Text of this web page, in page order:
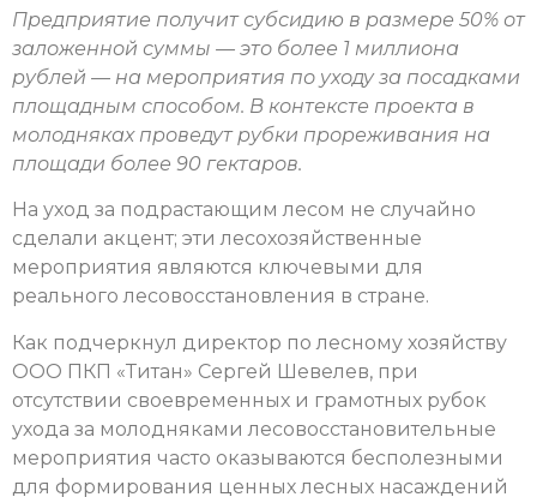
Предприятие получит субсидию в размере 50% от
заложенной суммы — это более 1 миллиона
рублей — на мероприятия по уходу за посадками
площадным способом. В контексте проекта в
молодняках проведут рубки прореживания на
площади более 90 гектаров.
На уход за подрастающим лесом не случайно
сделали акцент; эти лесохозяйственные
мероприятия являются ключевыми для
реального лесовосстановления в стране.
Как подчеркнул директор по лесному хозяйству
ООО ПКП «Титан» Сергей Шевелев, при
отсутствии своевременных и грамотных рубок
ухода за молодняками лесовосстановительные
мероприятия часто оказываются бесполезными
для формирования ценных лесных насаждений